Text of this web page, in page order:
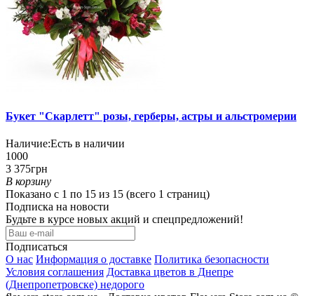
Букет "Скарлетт" розы, герберы, астры и альстромерии
Наличие:Есть в наличии
1000
3 375грн
В корзину
Показано с 1 по 15 из 15 (всего 1 страниц)
Подписка на новости
Будьте в курсе новых акций и спецпредложений!
Подписаться
О нас Информация о доставке Политика безопасности
Условия соглашения Доставка цветов в Днепре
(Днепропетровске) недорого